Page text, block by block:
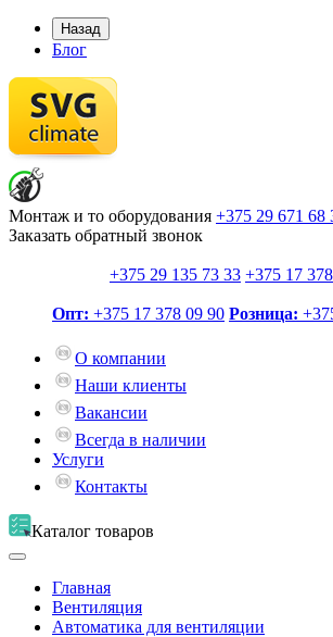
Назад
Блог
Монтаж и то оборудования +375 29 671 68
Заказать обратный звонок
+375 29 135 73 33 +375 17
Опт: +375 17 378 09 90 Розница:
О компании
Наши клиенты
Вакансии
Всегда в наличии
Услуги
Контакты
Каталог товаров
Главная
Вентиляция
Автоматика для вентиляции